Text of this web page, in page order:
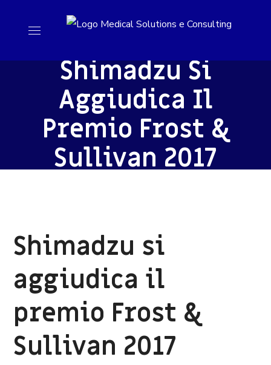
Shimadzu Si
Aggiudica Il
Premio Frost &
Sullivan 2017
Shimadzu si
aggiudica il
premio Frost &
Sullivan 2017